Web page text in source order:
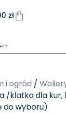
zł
i ogród /
/klatka dla kur,
do wyboru)